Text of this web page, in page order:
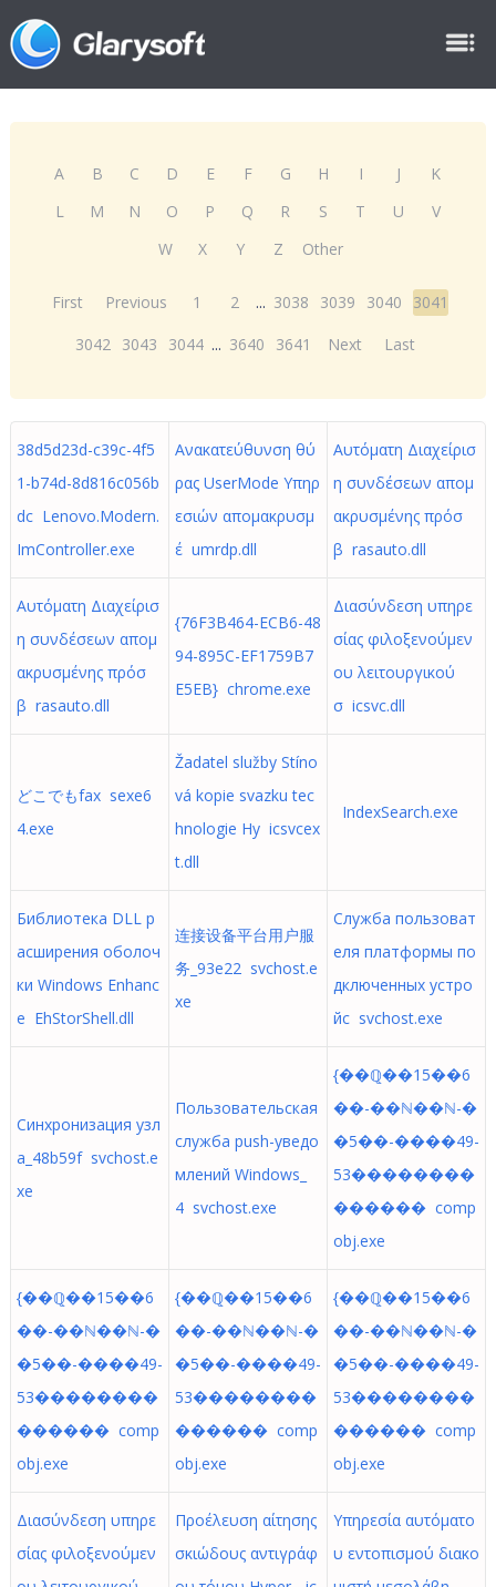
A B C D E F G H I J
K
L
M N O P Q R S T U
V
W
X Y Z Other
First Previous 1 2 ... 3038 3039 3040
3041
3042 3043 3044 ... 3640 3641 Next Last
38d5d23d-c39c-4f5
1-b74d-8d816c056b
dc Lenovo.Modern.
ImController.exe
Ανακατεύθυνση θύ
ρας UserMode Υπηρ
εσιών απομακρυσμ
έ umrdp.dll
Αυτόματη Διαχείρισ
η συνδέσεων απομ
ακρυσμένης πρόσ
β rasauto.dll
Αυτόματη Διαχείρισ
η συνδέσεων απομ
ακρυσμένης πρόσ
β rasauto.dll
{76F3B464-ECB6-48
94-895C-EF1759B7
E5EB} chrome.exe
Διασύνδεση υπηρε
σίας φιλοξενούμεν
ου λειτουργικού
σ icsvc.dll
どこでもfax sexe6
4.exe
Žadatel služby Stíno
vá kopie svazku tec
hnologie Hy icsvcex
t.dll
IndexSearch.exe
Библиотека DLL р
асширения оболоч
ки Windows Enhanc
e EhStorShell.dll
连接设备平台用户服
务_93e22 svchost.e
xe
Служба пользоват
еля платформы по
дключенных устро
йс svchost.exe
Синхронизация узл
а_48b59f svchost.e
xe
Пользовательская
служба push-уведо
млений Windows_
4 svchost.exe
{��ℚ��15��6
��-��ℕ��ℕ-�
�5��-����49-
53��������
������ comp
obj.exe
{��ℚ��15��6
��-��ℕ��ℕ-�
�5��-����49-
53��������
������ comp
obj.exe
{��ℚ��15��6
��-��ℕ��ℕ-�
�5��-����49-
53��������
������ comp
obj.exe
{��ℚ��15��6
��-��ℕ��ℕ-�
�5��-����49-
53��������
������ comp
obj.exe
Διασύνδεση υπηρε
σίας φιλοξενούμεν
Προέλευση αίτησης
σκιώδους αντιγράφ
Υπηρεσία αυτόματο
υ εντοπισμού διακο